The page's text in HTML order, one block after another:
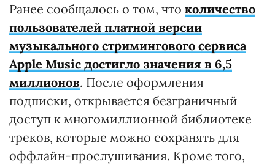
Ранее сообщалось о том, что количество
пользователей платной версии
музыкального стримингового сервиса
Apple Music достигло значения в 6,5
миллионов. После оформления
подписки, открывается безграничный
доступ к многомиллионной библиотеке
треков, которые можно сохранять для
оффлайн-прослушивания. Кроме того,